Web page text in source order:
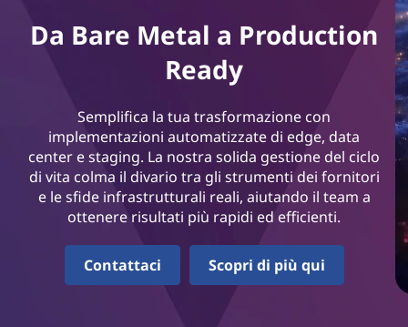
Da Bare Metal a Production
Ready
Semplifica la tua trasformazione con
implementazioni automatizzate di edge, data
center e staging. La nostra solida gestione del ciclo
di vita colma il divario tra gli strumenti dei fornitori
e le sfide infrastrutturali reali, aiutando il team a
ottenere risultati più rapidi ed efficienti.
Contattaci Scopri di più qui